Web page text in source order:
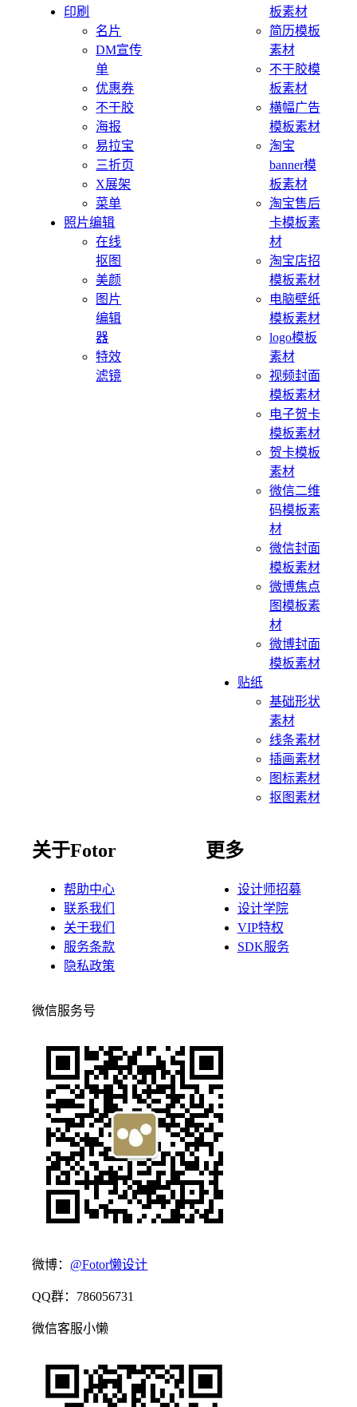
印刷
名片
DM宣传
单
优惠券
不干胶
海报
易拉宝
三折页
X展架
菜单
照片编辑
在线
抠图
美颜
图片
编辑
器
特效
滤镜
板素材
简历模板
素材
不干胶模
板素材
横幅广告
模板素材
淘宝
banner模
板素材
淘宝售后
卡模板素
材
淘宝店招
模板素材
电脑壁纸
模板素材
logo模板
素材
视频封面
模板素材
电子贺卡
模板素材
贺卡模板
素材
微信二维
码模板素
材
微信封面
模板素材
微博焦点
图模板素
材
微博封面
模板素材
贴纸
基础形状
素材
线条素材
插画素材
图标素材
抠图素材
关于Fotor
帮助中心
联系我们
关于我们
服务条款
隐私政策
更多
设计师招募
设计学院
VIP特权
SDK服务
微信服务号
微博： @Fotor懒设计
QQ群：786056731
微信客服小懒